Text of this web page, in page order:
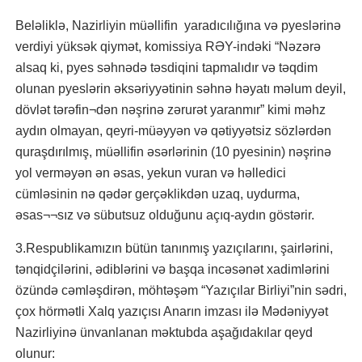
Beləliklə, Nazirliyin müəllifin yaradıcılığına və pyeslərinə
verdiyi yüksək qiymət, komissiya RƏY-indəki “Nəzərə
alsaq ki, pyes səhnədə təsdiqini tapmalıdır və təqdim
olunan pyeslərin əksəriyyətinin səhnə həyatı məlum deyil,
dövlət tərəfin¬dən nəşrinə zərurət yaranmır” kimi məhz
aydın olmayan, qeyri-müəyyən və qətiyyətsiz sözlərdən
quraşdırılmış, müəllifin əsərlərinin (10 pyesinin) nəşrinə
yol verməyən ən əsas, yekun vuran və həlledici
cümləsinin nə qədər gerçəklikdən uzaq, uydurma,
əsas¬¬sız və sübutsuz olduğunu açıq-aydın göstərir.
3.Respublikamızın bütün tanınmış yazıçılarını, şairlərini,
tənqidçilərini, ədiblərini və başqa incəsənət xadimlərini
özündə cəmləşdirən, möhtəşəm “Yazıçılar Birliyi”nin sədri,
çox hörmətli Xalq yazıçısı Anarın imzası ilə Mədəniyyət
Nazirliyinə ünvanlanan məktubda aşağıdakılar qeyd
olunur: